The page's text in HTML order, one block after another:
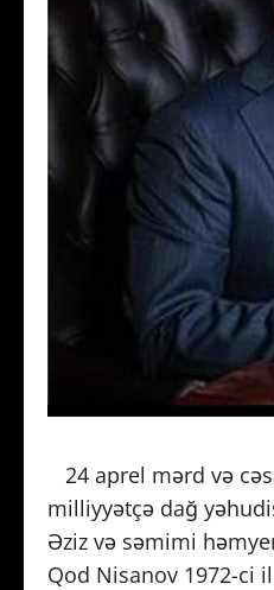
24 aprel mərd və
milliyyətçə dağ
Əziz və səmimi
Qod Nisanov 1972-ci